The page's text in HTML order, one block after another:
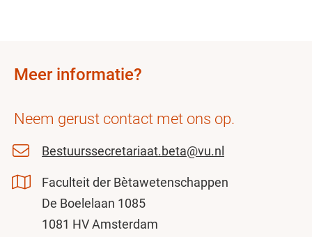
Meer informatie?
Neem gerust contact met ons op.
Bestuurssecretariaat.beta@vu.nl
Faculteit der Bètawetenschappen
De Boelelaan 1085
1081 HV Amsterdam